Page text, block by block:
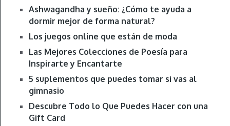
Ashwagandha y sueño: ¿Cómo te ayuda a
dormir mejor de forma natural?
Los juegos online que están de moda
Las Mejores Colecciones de Poesía para
Inspirarte y Encantarte
5 suplementos que puedes tomar si vas al
gimnasio
Descubre Todo lo Que Puedes Hacer con una
Gift Card